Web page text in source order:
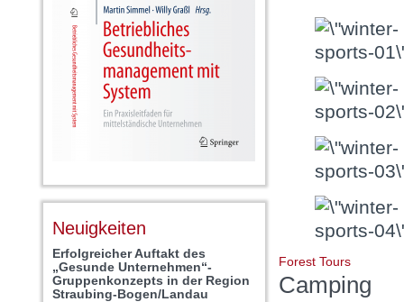
Neuigkeiten
Erfolgreicher Auftakt des
„Gesunde Unternehmen“-
Gruppenkonzepts in der Region
Straubing-Bogen/Landau
Forest Tours
Camping